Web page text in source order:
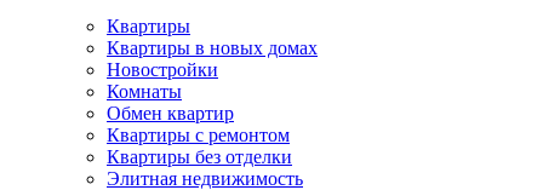
Квартиры
Квартиры в новых домах
Новостройки
Комнаты
Обмен квартир
Квартиры с ремонтом
Квартиры без отделки
Элитная недвижимость